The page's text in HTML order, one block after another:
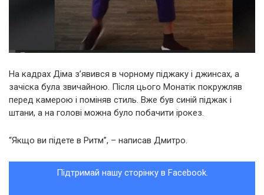
На кадрах Діма з’явився в чорному піджаку і джинсах, а
зачіска була звичайною. Після цього Монатік покружляв
перед камерою і поміняв стиль. Вже був синій піджак і
штани, а на голові можна було побачити ірокез.
“Якщо ви підете в Ритм”, – написав Дмитро.
Підтримай нашу сторінку в Facebook.